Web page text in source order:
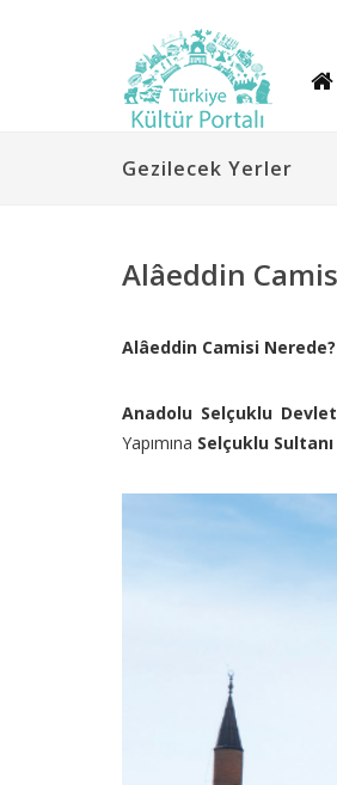
Gezilecek Yerler
Alâeddin
Alâeddin Camisi Nerede?
Anadolu Selçuklu
Yapımına Selçuklu